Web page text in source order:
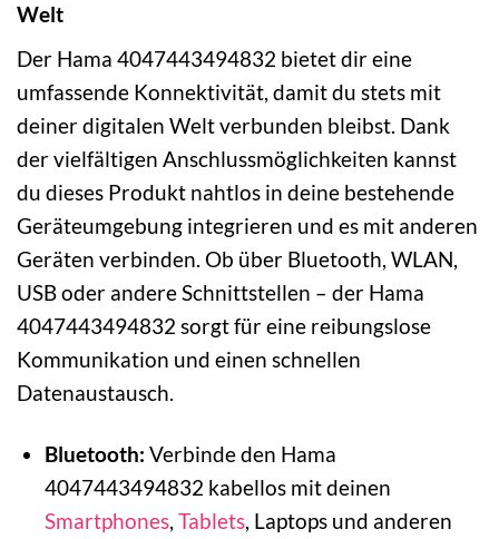
Welt
Der Hama 4047443494832 bietet dir eine
umfassende Konnektivität, damit du stets mit
deiner digitalen Welt verbunden bleibst. Dank
der vielfältigen Anschlussmöglichkeiten kannst
du dieses Produkt nahtlos in deine bestehende
Geräteumgebung integrieren und es mit anderen
Geräten verbinden. Ob über Bluetooth, WLAN,
USB oder andere Schnittstellen – der Hama
4047443494832 sorgt für eine reibungslose
Kommunikation und einen schnellen
Datenaustausch.
Bluetooth: Verbinde den Hama
4047443494832 kabellos mit deinen
Smartphones, Tablets, Laptops und anderen